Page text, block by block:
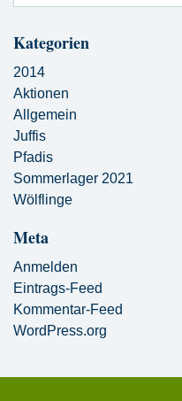
Kategorien
2014
Aktionen
Allgemein
Juffis
Pfadis
Sommerlager 2021
Wölflinge
Meta
Anmelden
Eintrags-Feed
Kommentar-Feed
WordPress.org